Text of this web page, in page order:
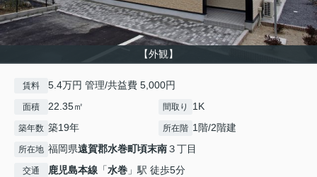
【外観】
賃料 5.4万円 管理/共益費 5,000円
面積 22.35㎡ 間取り 1K
築年数 築19年 所在階 1階/2階建
所在地 福岡県遠賀郡水巻町頃末南３丁目
交通 鹿児島本線 「水巻 」駅 徒歩5分